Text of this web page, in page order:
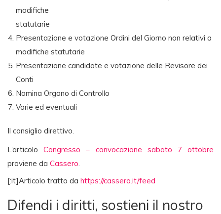
modifiche
statutarie
Presentazione e votazione Ordini del Giorno non relativi a
modifiche statutarie
Presentazione candidate e votazione delle Revisore dei
Conti
Nomina Organo di Controllo
Varie ed eventuali
Il consiglio direttivo.
L’articoloCongresso – convocazione sabato 7 ottobre
proviene da Cassero.
[:it]Articolo tratto da https://cassero.it/feed
Difendi i diritti, sostieni il nostro